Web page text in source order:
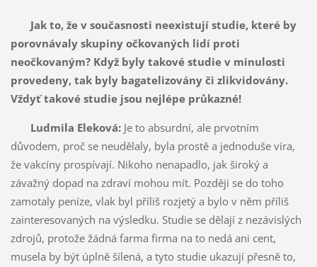
Jak to, že v současnosti neexistují studie, které by
porovnávaly skupiny očkovaných lidí proti
neočkovaným? Když byly takové studie v minulosti
provedeny, tak byly bagatelizovány či zlikvidovány.
Vždyť takové studie jsou nejlépe průkazné!
Ludmila Eleková:Je to absurdní, ale prvotním
důvodem, proč se neudělaly, byla prostě a jednoduše víra,
že vakcíny prospívají. Nikoho nenapadlo, jak široký a
závažný dopad na zdraví mohou mít. Později se do toho
zamotaly peníze, vlak byl příliš rozjetý a bylo v něm příliš
zainteresovaných na výsledku. Studie se dělají z nezávislých
zdrojů, protože žádná farma firma na to nedá ani cent,
musela by být úplně šílená, a tyto studie ukazují přesně to,